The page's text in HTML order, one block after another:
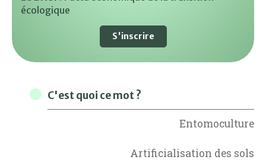
écologique
S'inscrire
C'est quoi ce mot ?
Entomoculture
Artificialisation des sols